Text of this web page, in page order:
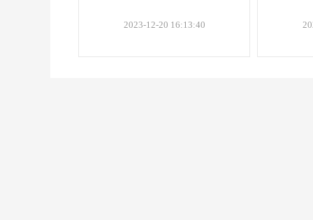
2023-12-20 16:13:40